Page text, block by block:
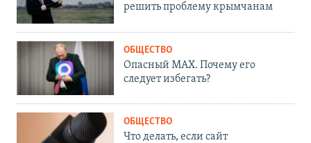
решить проблему крымчанам
ОБЩЕСТВО
Опасный MAX. Почему его
следует избегать?
ОБЩЕСТВО
Что делать, если сайт